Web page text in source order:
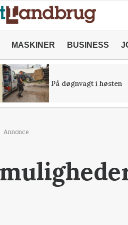
MASKINER BUSINESS
På døgnvagt i høsten
Annonce